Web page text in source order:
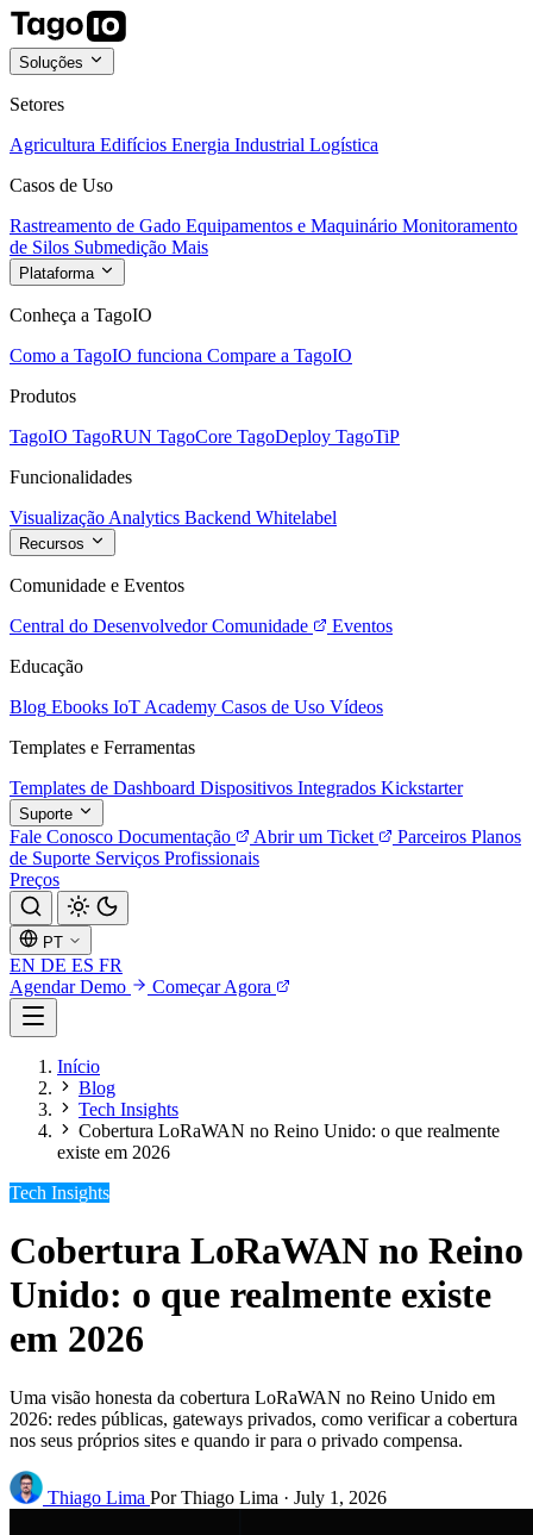
Soluções
Setores
Agricultura Edifícios Energia Industrial Logística
Casos de Uso
Rastreamento de Gado Equipamentos e Maquinário Monitoramento
de Silos Submedição Mais
Plataforma
Conheça a TagoIO
Como a TagoIO funciona Compare a TagoIO
Produtos
TagoIO TagoRUN TagoCore TagoDeploy TagoTiP
Funcionalidades
Visualização Analytics Backend Whitelabel
Recursos
Comunidade e Eventos
Central do Desenvolvedor Comunidade
Eventos
Educação
Blog Ebooks IoT Academy Casos de Uso Vídeos
Templates e Ferramentas
Templates de Dashboard Dispositivos Integrados Kickstarter
Suporte
Fale Conosco Documentação Abrir um Ticket Parceiros Planos
de Suporte Serviços Profissionais
Preços
PT
EN DE ES FR
Agendar Demo
Começar Agora
Início
Blog
Tech Insights
Cobertura LoRaWAN no Reino Unido: o que realmente
existe em 2026
Tech Insights
Cobertura LoRaWAN no Reino
Unido: o que realmente existe
em 2026
Uma visão honesta da cobertura LoRaWAN no Reino Unido em
2026: redes públicas, gateways privados, como verificar a cobertura
nos seus próprios sites e quando ir para o privado compensa.
Thiago Lima Por Thiago Lima · July 1, 2026